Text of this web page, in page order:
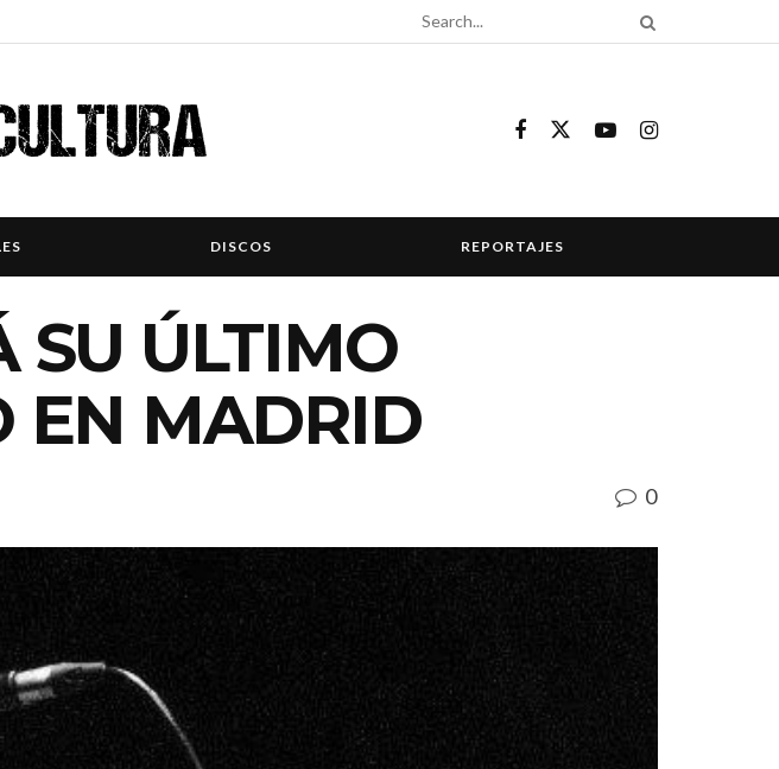
DISCOS REPORTAJES
SU ÚLTIMO
EN MADRID
0